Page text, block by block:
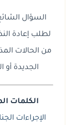
السؤال
لطلب إعادة
من الحالات
الجديدة أو
الكلمات
الإجراءات